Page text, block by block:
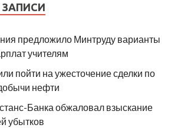
предложило Минтруду варианты
учителям
пойти на ужесточение сделки по
нефти
Банка обжаловал взыскание
убытков